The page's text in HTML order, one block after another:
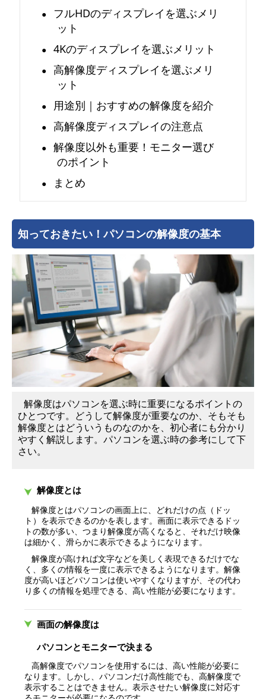
の
種
類
と
選
ぶ
ポ
ン
ト
フルHDのディスプレイを選ぶメリ
ット
4Kのディスプレイを選ぶメリット
高解像度ディスプレイを選ぶメリ
ット
用途別｜おすすめの解像度を紹介
高解像度ディスプレイの注意点
解像度以外も重要！モニター選び
のポイント
まとめ
知っておきたい！パソコンの解像度の基本
解像度はパソコンを選ぶ時に重要になるポイントの
ひとつです。どうして解像度が重要なのか、そもそも
解像度とはどういうものなのかを、初心者にも分かり
やすく解説します。パソコンを選ぶ時の参考にして下
さい。
解像度とは
解像度とはパソコンの画面上に、どれだけの点（ドッ
ト）を表示できるのかを表します。画面に表示できるドッ
トの数が多い、つまり解像度が高くなると、それだけ映像
は細かく、滑らかに表示できるようになります。
解像度が高ければ文字などを美しく表現できるだけでな
く、多くの情報を一度に表示できるようになります。解像
度が高いほどパソコンは使いやすくなりますが、その代わ
り多くの情報を処理できる、高い性能が必要になります。
画面の解像度は
パソコンとモニターで決まる
高解像度でパソコンを使用するには、高い性能が必要に
なります。しかし、パソコンだけ高性能でも、高解像度で
表示することはできません。表示させたい解像度に対応す